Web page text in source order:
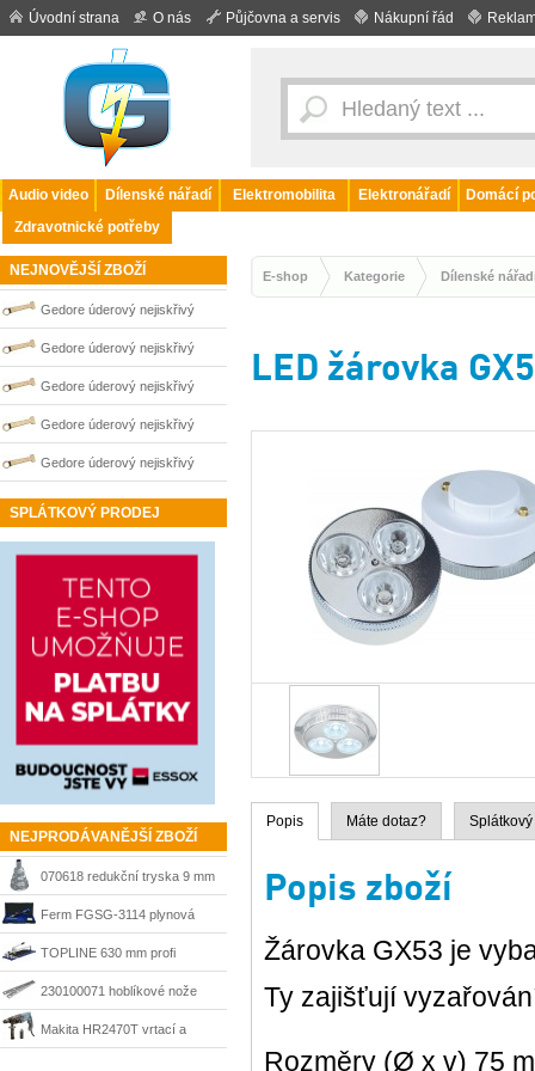
Úvodní strana O nás Půjčovna a servis Nákupní řád
Audio video Dílenské nářadí Elektromobilita Elektronářadí
Domácí
Zdravotnické potřeby
NEJNOVĚJŠÍ ZBOŽÍ
Gedore úderový nejiskřivý
plochý klíč vyhnutý 36 mm
0100253S
Gedore úderový nejiskřivý
plochý klíč vyhnutý 55 mm
0100257S
Gedore úderový nejiskřivý
plochý klíč vyhnutý 46 mm
0100255S
Gedore úderový nejiskřivý
plochý klíč vyhnutý 30 mm
0100251S
Gedore úderový nejiskřivý
plochý klíč vyhnutý 50 mm
SPLÁTKOVÝ PRODEJ
NEJPRODÁVANĚJŠÍ ZBOŽÍ
070618 redukční tryska 9 mm
Steinel
Ferm FGSG-3114 plynová
pájka SGM1006
TOPLINE 630 mm profi
řezačka Kaufmann
230100071 hoblíkové nože
HSS 210 mm Matrix
Makita HR2470T vrtací a
E-shop Kategorie Dílenské
LED žárovka
Popis Máte dotaz?
Popis zboží
Žárovka GX53 je
Ty zajišťují
Rozměry (Ø x v) 75